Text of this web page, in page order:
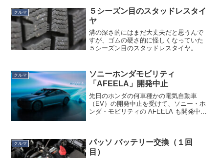
場で日向なので、劣化が激...
クルマ
５シーズン目のスタッドレスタイ
ヤ
溝の深さ的にはまだ大丈夫だと思うんで
すが、ゴムの硬さ的に怪しくなっていた
５シーズン目のスタッドレスタイヤ。
駅まで迎えに行ったのですが、なんか心
許なかったですねぇ。い...
クルマ
ソニーホンダモビリティ
「AFEELA」開発中止
先日のホンダの何車種かの電気自動車
（EV）の開発中止を受けて、ソニー・ホ
ンダ・モビリティの AFEELA も開発中止
たため、と...
クルマ
パッソ バッテリー交換（１回
目）